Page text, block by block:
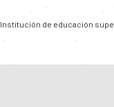
Institución de educación